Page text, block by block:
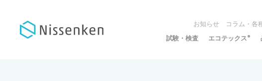
お知らせ コラム・各
試験・検査 エコテックス®